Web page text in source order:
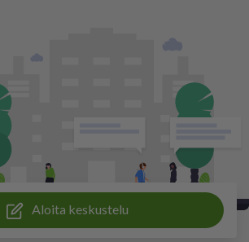
Aloita keskustelu